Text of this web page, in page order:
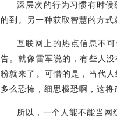
深层次的行为习惯有时
的到。另一种获取智慧的方式
互联网上的热点信息不
告。就像雷军说的，有些人
粉就来了。可惜的是，当代
多么恐怖，细思极恐啊，这将
所以，一个人能不能当网